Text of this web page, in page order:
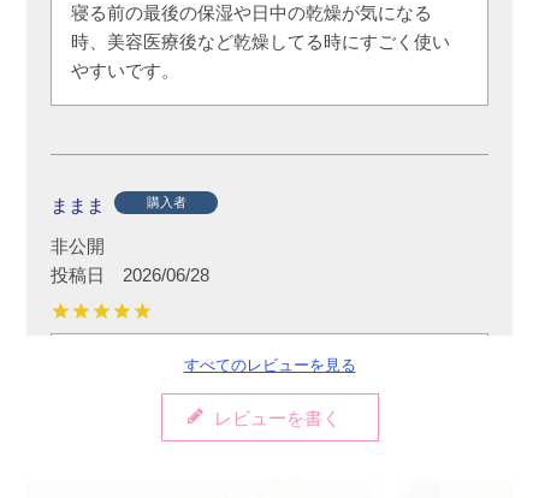
寝る前の最後の保湿や日中の乾燥が気になる
時、美容医療後など乾燥してる時にすごく使い
やすいです。
ままま 購入者
非公開
投稿日
2026/06/28
とにかく、ミストが細かくて気持ちいい。ふわ
っとミストが顔に乗っかるイメージ。
すべてのレビューを見る
レビューを書く